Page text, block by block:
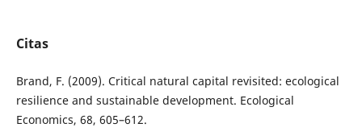
Citas
Brand, F. (2009). Critical natural capital revisited: ecological
resilience and sustainable development. Ecological
Economics, 68, 605–612.